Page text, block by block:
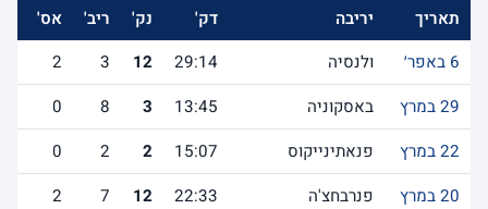
תאריך יריבה דק' נק' ריב' אס'
6 באפר׳
ולנסיה 29:14
12
3
2
29 במרץ
באסקוניה 13:45
3
8
0
22 במרץ
פנאתינייקוס 15:07
2
2
0
20 במרץ
פנרבחצ'ה 22:33
12
7
2